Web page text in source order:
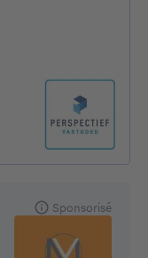
Sponsorisé